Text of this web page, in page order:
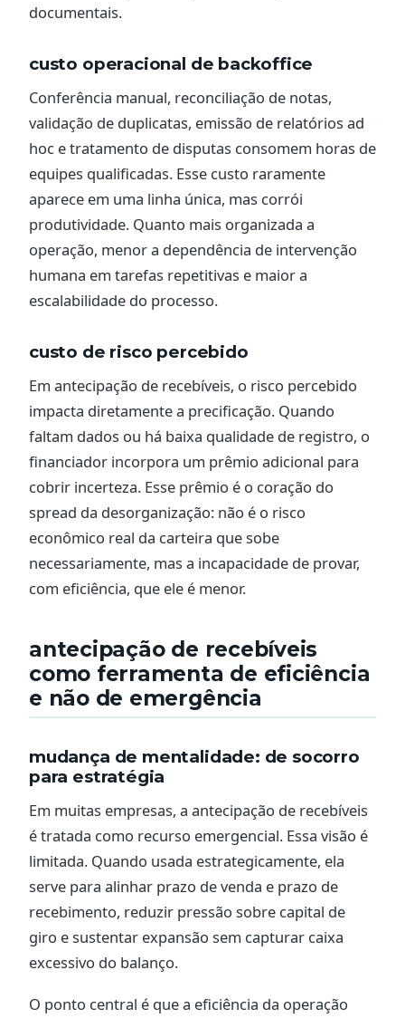
documentais.
custo operacional de backoffice
Conferência manual, reconciliação de notas,
validação de duplicatas, emissão de relatórios ad
hoc e tratamento de disputas consomem horas de
equipes qualificadas. Esse custo raramente
aparece em uma linha única, mas corrói
produtividade. Quanto mais organizada a
operação, menor a dependência de intervenção
humana em tarefas repetitivas e maior a
escalabilidade do processo.
custo de risco percebido
Em antecipação de recebíveis, o risco percebido
impacta diretamente a precificação. Quando
faltam dados ou há baixa qualidade de registro, o
financiador incorpora um prêmio adicional para
cobrir incerteza. Esse prêmio é o coração do
spread da desorganização: não é o risco
econômico real da carteira que sobe
necessariamente, mas a incapacidade de provar,
com eficiência, que ele é menor.
antecipação de recebíveis
como ferramenta de eficiência
e não de emergência
mudança de mentalidade: de socorro
para estratégia
Em muitas empresas, a antecipação de recebíveis
é tratada como recurso emergencial. Essa visão é
limitada. Quando usada estrategicamente, ela
serve para alinhar prazo de venda e prazo de
recebimento, reduzir pressão sobre capital de
giro e sustentar expansão sem capturar caixa
excessivo do balanço.
O ponto central é que a eficiência da operação